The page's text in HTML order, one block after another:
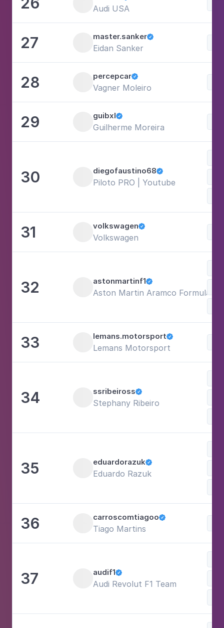
Audi USA
27 master.sanker
Eidan Sanker
28 percepcar
Vagner Moleiro
29 guibxl
Guilherme Moreira
30 diegofaustino68
Piloto PRO | Youtube
31 volkswagen
Volkswagen
32 astonmartinf1
Aston Martin Aramco Formula
33 lemans.motorsport
Lemans Motorsport
34 ssribeiross
Stephany Ribeiro
35 eduardorazuk
Eduardo Razuk
36 carroscomtiagoo
Tiago Martins
37 audif1
Audi Revolut F1 Team